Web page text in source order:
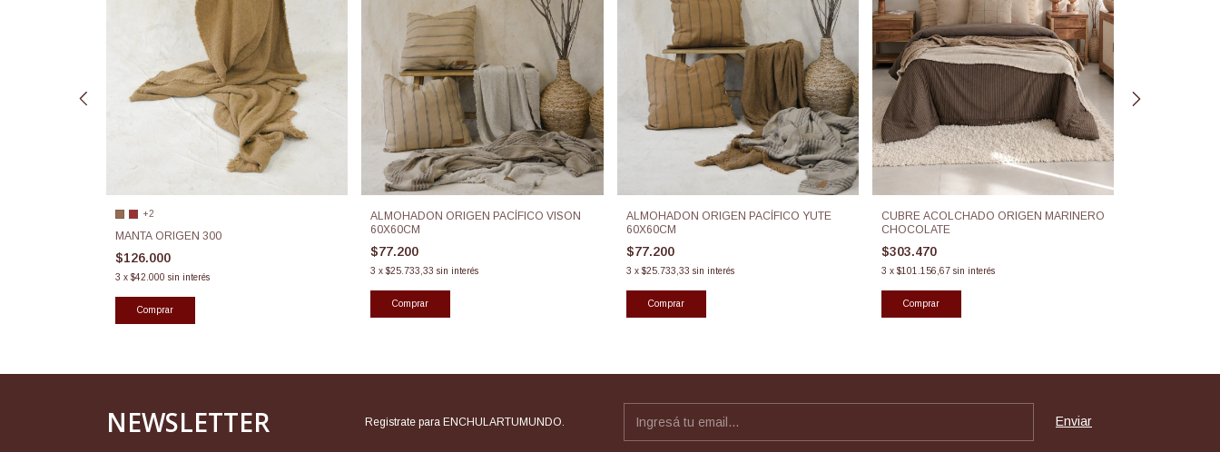
+2
MANTA ORIGEN 300
$126.000
3 x $42.000 sin interés
Comprar
ALMOHADON ORIGEN PACÍFICO VISON
60X60CM
$77.200
3 x$25.733,33 sin interés
ALMOHADON ORIGEN PACÍFICO YUTE
60X60CM
$77.200
3 x $25.733,33 sin interés
CUBRE ACOLCHADO ORIGEN MARINERO
CHOCOLATE
$303.470
3 x $101.156,67 sin interés
Comprar
NEWSLETTER Registrate para ENCHULARTUMUNDO.